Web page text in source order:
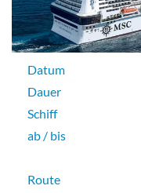
Datum
Dauer
Schiff
ab / bis
Route